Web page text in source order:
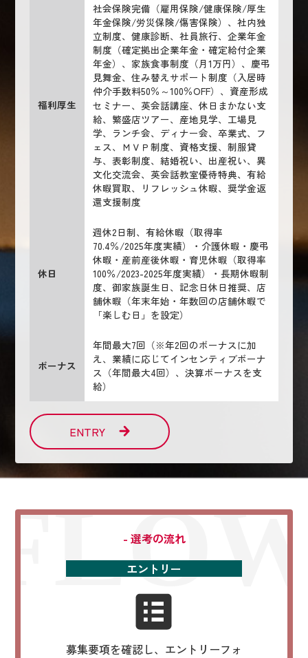
福利厚生
社会保険完備（雇用保険/健康保険/厚生
年金保険/労災保険/傷害保険）、社内独
立制度、健康診断、社員旅行、企業年金
制度（確定拠出企業年金・確定給付企業
年金）、家族食事制度（月1万円）、慶弔
見舞金、住み替えサポート制度（入居時
仲介手数料50％～100％OFF）、資産形成
セミナー、英会話講座、休日まかない支
給、繁盛店ツアー、産地見学、工場見
学、ランチ会、ディナー会、卒業式、フ
ェス、ＭＶＰ制度、資格支援、制服貸
与、表彰制度、結婚祝い、出産祝い、異
文化交流会、英会話教室優待特典、有給
休暇買取、リフレッシュ休暇、奨学金返
還支援制度
休日
週休2日制、有給休暇（取得率
70.4％/2025年度実績）・介護休暇・慶弔
休暇・産前産後休暇・育児休暇（取得率
100％/2023-2025年度実績）・長期休暇制
度、御家族誕生日、記念日休日推奨、店
舗休暇（年末年始・年数回の店舗休暇で
「楽しむ日」を設定）
ボーナス
年間最大7回（※年2回のボーナスに加
え、業績に応じてインセンティブボーナ
ス（年間最大4回）、決算ボーナスを支
給）
ENTRY
- 選考の流れ
エントリー
募集要項を確認し、エントリーフォ